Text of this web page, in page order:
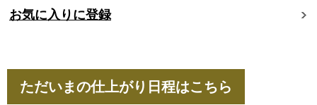
お気に入りに登録
ただいまの仕上がり日程はこちら